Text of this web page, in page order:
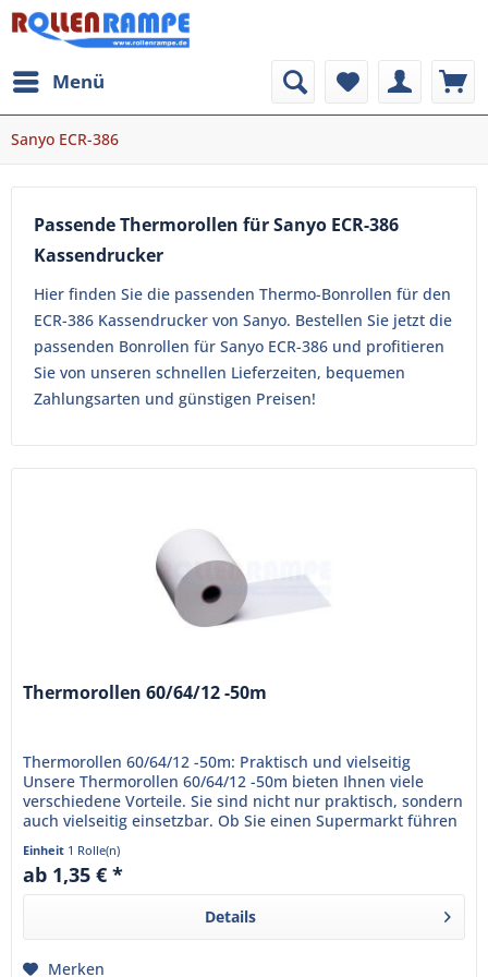
Menü
Sanyo ECR-386
Passende Thermorollen für Sanyo ECR-386
Kassendrucker
Hier finden Sie die passenden Thermo-Bonrollen für den
ECR-386 Kassendrucker von Sanyo. Bestellen Sie jetzt die
passenden Bonrollen für Sanyo ECR-386 und profitieren
Sie von unseren schnellen Lieferzeiten, bequemen
Zahlungsarten und günstigen Preisen!
Thermorollen 60/64/12 -50m
Thermorollen 60/64/12 -50m: Praktisch und vielseitig
Unsere Thermorollen 60/64/12 -50m bieten Ihnen viele
verschiedene Vorteile. Sie sind nicht nur praktisch, sondern
auch vielseitig einsetzbar. Ob Sie einen Supermarkt führen
oder...
Einheit 1 Rolle(n)
ab 1,35 € *
Details
Merken